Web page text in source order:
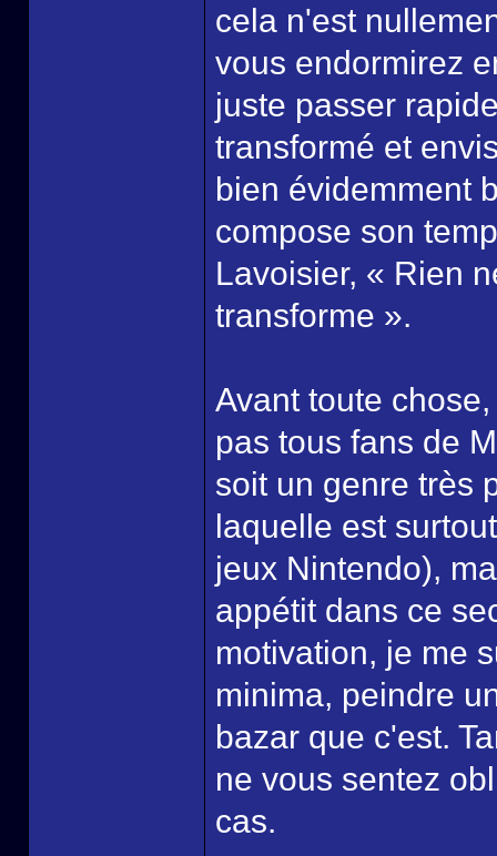
cela n'est
vous endormirez
juste passer
transformé et
bien évidemment
compose son
Lavoisier, « Rien
transforme ».
Avant toute
pas tous fans de
soit un genre très
laquelle est
jeux Nintendo),
appétit dans ce
motivation, je me
minima, peindre
bazar que c'est.
ne vous sentez
cas.